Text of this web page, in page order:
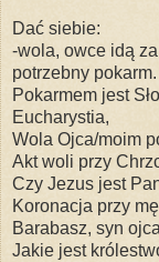
Dać siebie:
-wola, owce idą
potrzebny pokarm.
Pokarmem jest
Eucharystia,
Wola Ojca/moim
Akt woli przy
Czy Jezus jest
Koronacja przy
Barabasz, syn
Jakie jest